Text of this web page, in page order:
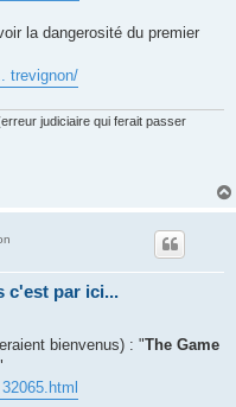
la dangerosité du premier
trevignon/
judiciaire qui ferait passer
c'est par ici...
bienvenus) : "The Game